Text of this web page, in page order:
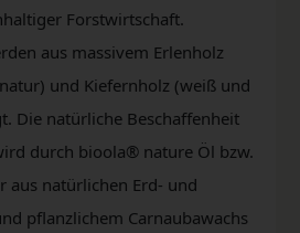
Forstwirtschaft.
aus massivem Erlenholz
und Kiefernholz (weiß und
Die natürliche Beschaffenheit
durch bioola® nature Öl bzw.
aus natürlichen Erd- und
pflanzlichem Carnaubawachs